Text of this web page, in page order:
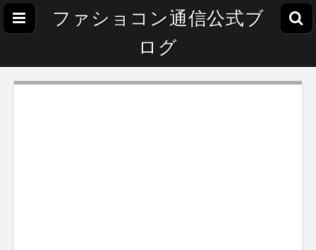
ファショコン通信公式ブ
ログ